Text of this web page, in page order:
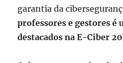
garantia da
professores e gestores é
destacados na E-Ciber